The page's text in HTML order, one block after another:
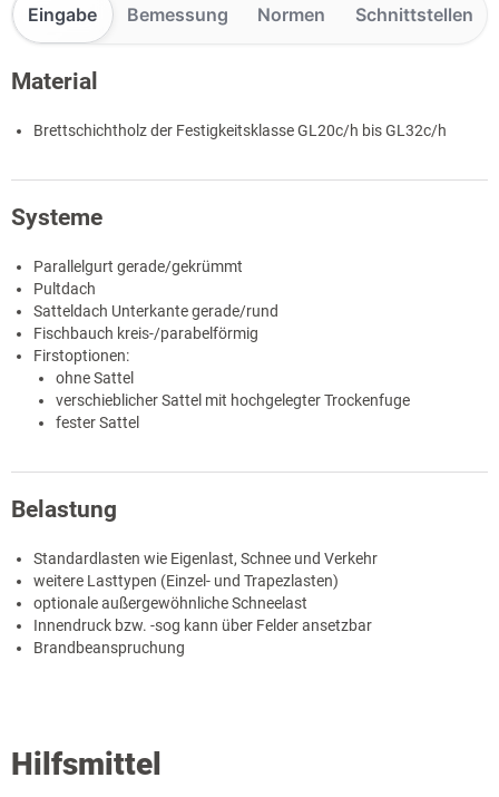
Eingabe Bemessung Normen Schnittstellen
Material
Brettschichtholz der Festigkeitsklasse GL20c/h bis GL32c/h
Systeme
Parallelgurt gerade/gekrümmt
Pultdach
Satteldach Unterkante gerade/rund
Fischbauch kreis-/parabelförmig
Firstoptionen:
ohne Sattel
verschieblicher Sattel mit hochgelegter Trockenfuge
fester Sattel
Belastung
Standardlasten wie Eigenlast, Schnee und Verkehr
weitere Lasttypen (Einzel- und Trapezlasten)
optionale außergewöhnliche Schneelast
Innendruck bzw. -sog kann über Felder ansetzbar
Brandbeanspruchung
Hilfsmittel